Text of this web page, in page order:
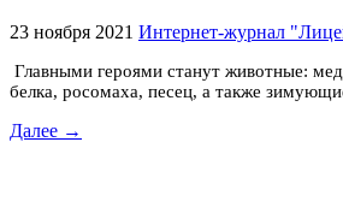
23 ноября 2021 Интернет-журнал
Главными героями станут животные:
белка, росомаха, песец, а также
Далее →